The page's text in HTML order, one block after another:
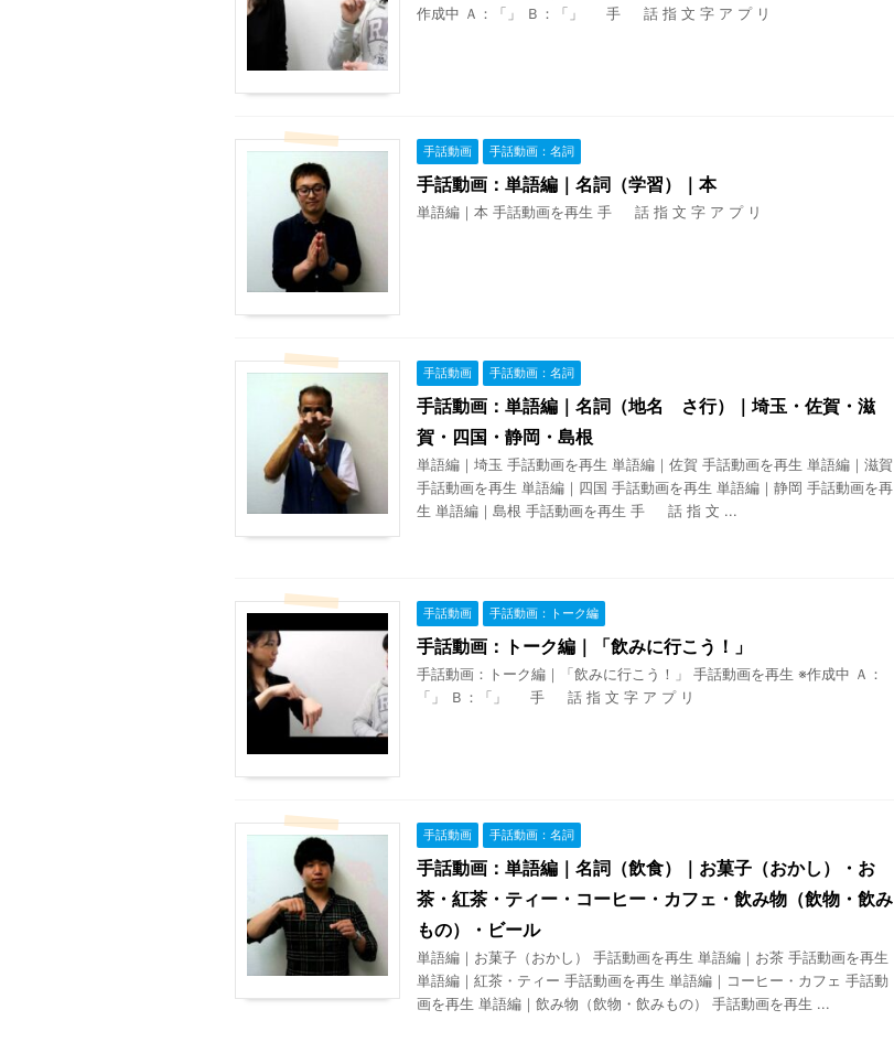
作成中 Ａ：「」 Ｂ：「」 手 話 指 文 字 ア プ リ
手話動画 手話動画：名詞
手話動画：単語編｜名詞（学習）｜本
単語編｜本 手話動画を再生 手 話 指 文 字 ア プ リ
手話動画 手話動画：名詞
手話動画：単語編｜名詞（地名 さ行）｜埼玉・佐賀・滋
賀・四国・静岡・島根
単語編｜埼玉 手話動画を再生 単語編｜佐賀 手話動画を再生 単語編｜滋賀
手話動画を再生 単語編｜四国 手話動画を再生 単語編｜静岡 手話動画を再
生 単語編｜島根 手話動画を再生 手 話 指 文 ...
手話動画 手話動画：トーク編
手話動画：トーク編｜「飲みに行こう！」
手話動画：トーク編｜「飲みに行こう！」 手話動画を再生 ※作成中 Ａ：
「」 Ｂ：「」 手 話 指 文 字 ア プ リ
手話動画 手話動画：名詞
手話動画：単語編｜名詞（飲食）｜お菓子（おかし）・お
茶・紅茶・ティー・コーヒー・カフェ・飲み物（飲物・飲み
もの）・ビール
単語編｜お菓子（おかし） 手話動画を再生 単語編｜お茶 手話動画を再生
単語編｜紅茶・ティー 手話動画を再生 単語編｜コーヒー・カフェ 手話動
画を再生 単語編｜飲み物（飲物・飲みもの） 手話動画を再生 ...